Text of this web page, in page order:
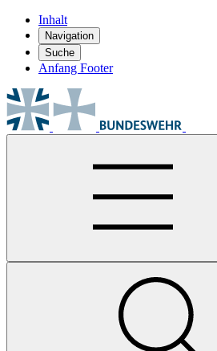
Inhalt
Navigation
Suche
Anfang Footer